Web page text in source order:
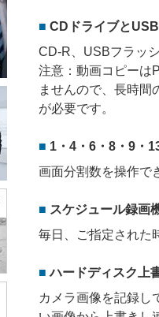
CDドライブと
CD-R、USBフラッ
注意：動画コピーは
ませんので、長時間
が必要です。
1・4・6・8・9・
画面分割数を操作で
スケジュール録画
毎日、ご指定された
ハードディスク上
カメラ画像を記録し